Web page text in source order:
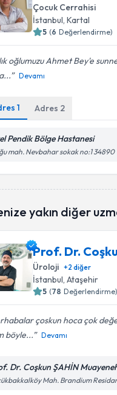
Çocuk Cerrahisi
İstanbul, Kartal
5 (6 Değerlendirme)
oğlumuzu Ahmet Bey'e
Devamı
1 Adres 2
Pendik Bölge Hastanesi
mah. Nevbahar sokak no:1 34890
yakın diğer
Prof. Dr.
Üroloji +2 diğer
İstanbul, Ataşehir
5 (78 Değerlendirme)
çoskun hoca çok
böyle...
Devamı
Dr. Coşkun ŞAHİN
Mah. Brandium